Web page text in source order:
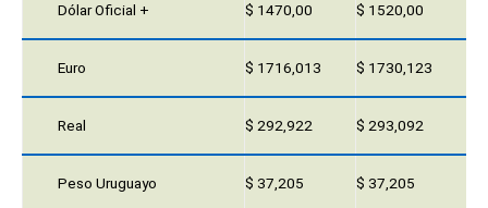
Dólar Oficial + $ 1470,00 $ 1520,00
Euro $ 1716,013 $ 1730,123
Real $ 292,922 $ 293,092
Peso Uruguayo $ 37,205 $ 37,205